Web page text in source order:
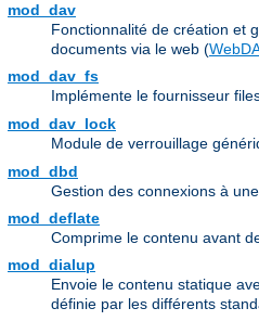
mod_dav
Fonctionnalité de création et
documents via le web (
mod_dav_fs
Implémente le fournisseur
mod_dav_lock
Module de verrouillage
mod_dbd
Gestion des connexions à
mod_deflate
Comprime le contenu avant
mod_dialup
Envoie le contenu statique
définie par les différents